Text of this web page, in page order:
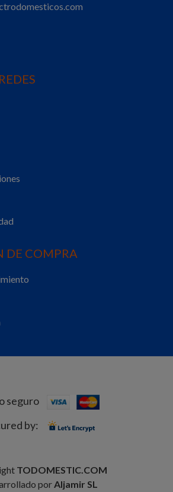
DE COMPRA
seguro
by:
TODOMESTIC.COM
porAljamir SL